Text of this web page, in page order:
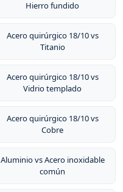
Hierro fundido
Acero quirúrgico 18/10 vs
Titanio
Acero quirúrgico 18/10 vs
Vidrio templado
Acero quirúrgico 18/10 vs
Cobre
Aluminio vs Acero inoxidable
común